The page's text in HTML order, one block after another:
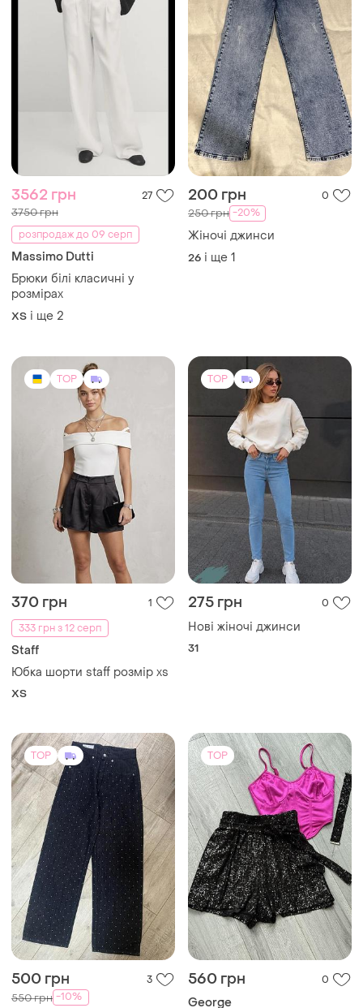
3562 грн 27
3750 грн
розпродаж до 09 серп
Massimo Dutti
Брюки білі класичні у
розмірах
ХS і ще 2
200 грн 0
250 грн -20%
Жіночі джинси
26 і ще 1
TOP
370 грн
1
333 грн з 12 серп
Staff
Юбка шорти staff розмір xs
ХS
TOP
275 грн 0
Нові жіночі джинси
31
TOP
500 грн 3
550 грн -10%
TOP
560 грн 0
George